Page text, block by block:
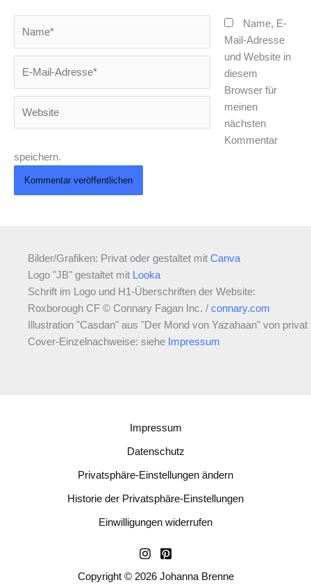
Adresse*
Name, E-
Mail-Adresse
und Website in
diesem
Browser für
meinen
nächsten
Kommentar
speichern.
Bilder/Grafiken: Privat oder gestaltet mit Canva
Logo "JB" gestaltet mit Looka
Schrift im Logo und H1-Überschriften der Website:
Roxborough CF © Connary Fagan Inc. / connary.com
Illustration "Casdan" aus "Der Mond von Yazahaan" von privat
Cover-Einzelnachweise: siehe Impressum
Impressum
Datenschutz
Privatsphäre-Einstellungen ändern
Historie der Privatsphäre-Einstellungen
Einwilligungen widerrufen
Copyright © 2026 Johanna Brenne